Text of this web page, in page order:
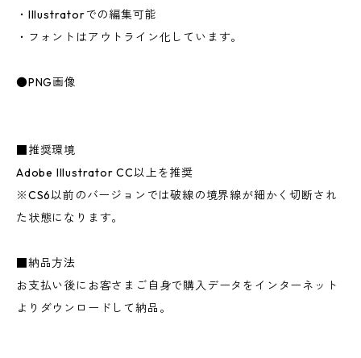
・Illustratorでの編集可能
・フォントはアウトライン化しています。
●PNG画像
■推奨環境
Adobe Illustrator CC以上を推奨
※CS6以前のバージョンでは破線の境界線が細かく切断され
た状態になります。
■納品方法
お支払い後にお客さまご自身で購入データをインターネット
よりダウンロードして納品。